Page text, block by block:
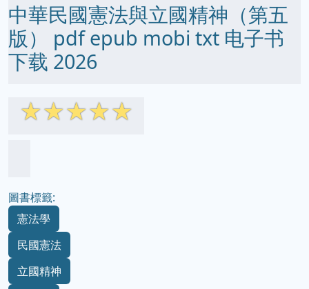
中華民國憲法與立國精神（第五
版） pdf epub mobi txt 电子书
下载 2026
☆☆☆☆☆
圖書標籤:
憲法學
民國憲法
立國精神